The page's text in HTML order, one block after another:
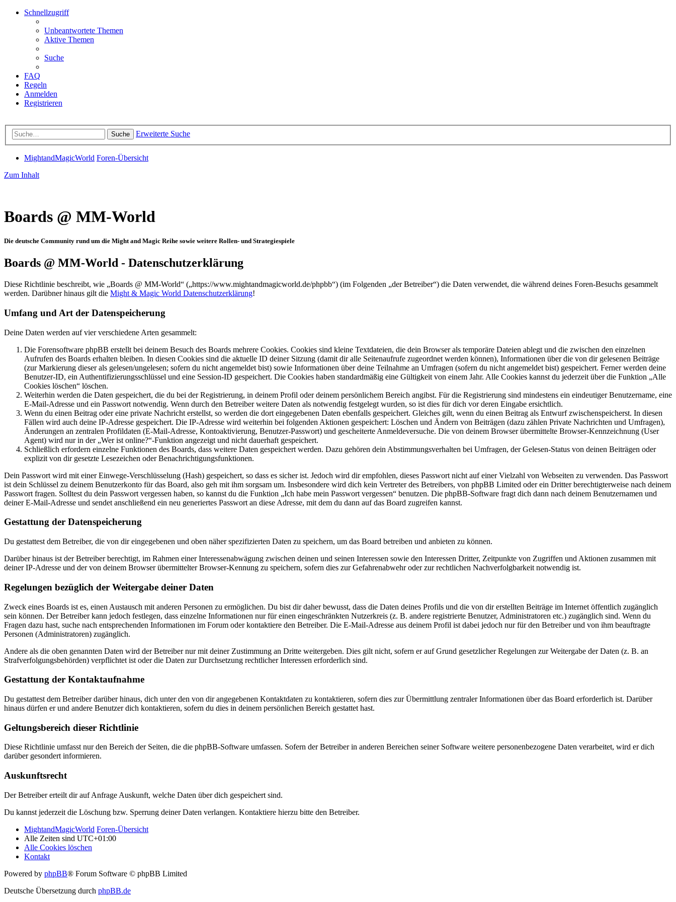
Schnellzugriff
Unbeantwortete Themen
Aktive Themen
Suche
FAQ
Regeln
Anmelden
Registrieren
Suche Erweiterte Suche
MightandMagicWorld Foren-Übersicht
Zum Inhalt
Boards @ MM-World
Die deutsche Community rund um die Might and Magic Reihe sowie weitere Rollen- und Strategiespiele
Boards @ MM-World - Datenschutzerklärung
Diese Richtlinie beschreibt, wie „Boards @ MM-World“ („https://www.mightandmagicworld.de/phpbb“) (im Folgenden „der Betreiber“) die Daten verwendet, die während deines Foren-Besuchs gesammelt
werden. Darübner hinaus gilt die Might & Magic World Datenschutzerklärung!
Umfang und Art der Datenspeicherung
Deine Daten werden auf vier verschiedene Arten gesammelt:
Die Forensoftware phpBB erstellt bei deinem Besuch des Boards mehrere Cookies. Cookies sind kleine Textdateien, die dein Browser als temporäre Dateien ablegt und die zwischen den einzelnen
Aufrufen des Boards erhalten bleiben. In diesen Cookies sind die aktuelle ID deiner Sitzung (damit dir alle Seitenaufrufe zugeordnet werden können), Informationen über die von dir gelesenen Beiträge
(zur Markierung dieser als gelesen/ungelesen; sofern du nicht angemeldet bist) sowie Informationen über deine Teilnahme an Umfragen (sofern du nicht angemeldet bist) gespeichert. Ferner werden deine
Benutzer-ID, ein Authentifizierungsschlüssel und eine Session-ID gespeichert. Die Cookies haben standardmäßig eine Gültigkeit von einem Jahr. Alle Cookies kannst du jederzeit über die Funktion „Alle
Cookies löschen“ löschen.
Weiterhin werden die Daten gespeichert, die du bei der Registrierung, in deinem Profil oder deinem persönlichem Bereich angibst. Für die Registrierung sind mindestens ein eindeutiger Benutzername, eine
E-Mail-Adresse und ein Passwort notwendig. Wenn durch den Betreiber weitere Daten als notwendig festgelegt wurden, so ist dies für dich vor deren Eingabe ersichtlich.
Wenn du einen Beitrag oder eine private Nachricht erstellst, so werden die dort eingegebenen Daten ebenfalls gespeichert. Gleiches gilt, wenn du einen Beitrag als Entwurf zwischenspeicherst. In diesen
Fällen wird auch deine IP-Adresse gespeichert. Die IP-Adresse wird weiterhin bei folgenden Aktionen gespeichert: Löschen und Ändern von Beiträgen (dazu zählen Private Nachrichten und Umfragen),
Änderungen an zentralen Profildaten (E-Mail-Adresse, Kontoaktivierung, Benutzer-Passwort) und gescheiterte Anmeldeversuche. Die von deinem Browser übermittelte Browser-Kennzeichnung (User
Agent) wird nur in der „Wer ist online?“-Funktion angezeigt und nicht dauerhaft gespeichert.
Schließlich erfordern einzelne Funktionen des Boards, dass weitere Daten gespeichert werden. Dazu gehören dein Abstimmungsverhalten bei Umfragen, der Gelesen-Status von deinen Beiträgen oder
explizit von dir gesetzte Lesezeichen oder Benachrichtigungsfunktionen.
Dein Passwort wird mit einer Einwege-Verschlüsselung (Hash) gespeichert, so dass es sicher ist. Jedoch wird dir empfohlen, dieses Passwort nicht auf einer Vielzahl von Webseiten zu verwenden. Das Passwort
ist dein Schlüssel zu deinem Benutzerkonto für das Board, also geh mit ihm sorgsam um. Insbesondere wird dich kein Vertreter des Betreibers, von phpBB Limited oder ein Dritter berechtigterweise nach deinem
Passwort fragen. Solltest du dein Passwort vergessen haben, so kannst du die Funktion „Ich habe mein Passwort vergessen“ benutzen. Die phpBB-Software fragt dich dann nach deinem Benutzernamen und
deiner E-Mail-Adresse und sendet anschließend ein neu generiertes Passwort an diese Adresse, mit dem du dann auf das Board zugreifen kannst.
Gestattung der Datenspeicherung
Du gestattest dem Betreiber, die von dir eingegebenen und oben näher spezifizierten Daten zu speichern, um das Board betreiben und anbieten zu können.
Darüber hinaus ist der Betreiber berechtigt, im Rahmen einer Interessenabwägung zwischen deinen und seinen Interessen sowie den Interessen Dritter, Zeitpunkte von Zugriffen und Aktionen zusammen mit
deiner IP-Adresse und der von deinem Browser übermittelter Browser-Kennung zu speichern, sofern dies zur Gefahrenabwehr oder zur rechtlichen Nachverfolgbarkeit notwendig ist.
Regelungen bezüglich der Weitergabe deiner Daten
Zweck eines Boards ist es, einen Austausch mit anderen Personen zu ermöglichen. Du bist dir daher bewusst, dass die Daten deines Profils und die von dir erstellten Beiträge im Internet öffentlich zugänglich
sein können. Der Betreiber kann jedoch festlegen, dass einzelne Informationen nur für einen eingeschränkten Nutzerkreis (z. B. andere registrierte Benutzer, Administratoren etc.) zugänglich sind. Wenn du
Fragen dazu hast, suche nach entsprechenden Informationen im Forum oder kontaktiere den Betreiber. Die E-Mail-Adresse aus deinem Profil ist dabei jedoch nur für den Betreiber und von ihm beauftragte
Personen (Administratoren) zugänglich.
Andere als die oben genannten Daten wird der Betreiber nur mit deiner Zustimmung an Dritte weitergeben. Dies gilt nicht, sofern er auf Grund gesetzlicher Regelungen zur Weitergabe der Daten (z. B. an
Strafverfolgungsbehörden) verpflichtet ist oder die Daten zur Durchsetzung rechtlicher Interessen erforderlich sind.
Gestattung der Kontaktaufnahme
Du gestattest dem Betreiber darüber hinaus, dich unter den von dir angegebenen Kontaktdaten zu kontaktieren, sofern dies zur Übermittlung zentraler Informationen über das Board erforderlich ist. Darüber
hinaus dürfen er und andere Benutzer dich kontaktieren, sofern du dies in deinem persönlichen Bereich gestattet hast.
Geltungsbereich dieser Richtlinie
Diese Richtlinie umfasst nur den Bereich der Seiten, die die phpBB-Software umfassen. Sofern der Betreiber in anderen Bereichen seiner Software weitere personenbezogene Daten verarbeitet, wird er dich
darüber gesondert informieren.
Auskunftsrecht
Der Betreiber erteilt dir auf Anfrage Auskunft, welche Daten über dich gespeichert sind.
Du kannst jederzeit die Löschung bzw. Sperrung deiner Daten verlangen. Kontaktiere hierzu bitte den Betreiber.
MightandMagicWorld Foren-Übersicht
Alle Zeiten sind UTC+01:00
Alle Cookies löschen
Kontakt
Powered by phpBB® Forum Software © phpBB Limited
Deutsche Übersetzung durch phpBB.de